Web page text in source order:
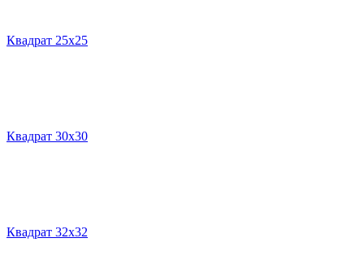
Квадрат 25х25
Квадрат 30х30
Квадрат 32х32